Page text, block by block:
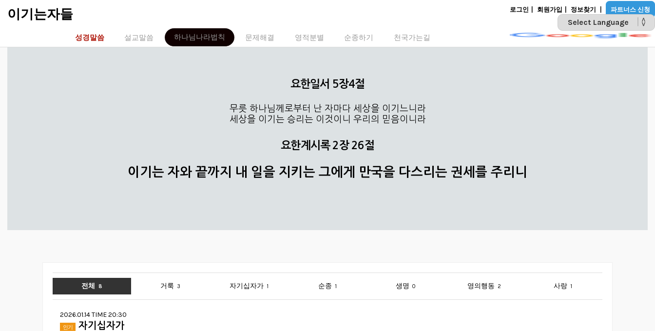
이기는자들 로그인 회원가입 정보찾기
파트너스 신청
성경말씀 설교말씀 하나님나라법칙 문제해결 영적분별 순종하기 천국가는길
요한일서 5장4절
무릇 하나님께로부터 난 자마다 세상을 이기느니라
세상을 이기는 승리는 이것이니 우리의 믿음이니라
요한계시록 2장 26절
이기는 자와 끝까지 내 일을 지키는 그에게 만국을 다스리는 권세를 주리니
전체 8 거룩 3 자기십자가 1 순종 1 생명 0 영의행동 2 사랑 1
2026.01.14 TIME 20:30
인기 자기십자가